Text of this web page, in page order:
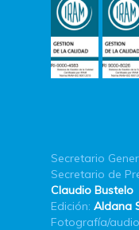
Secretario
Secretario de
Claudio Bustelo
Edición: Aldana
Fotografía/